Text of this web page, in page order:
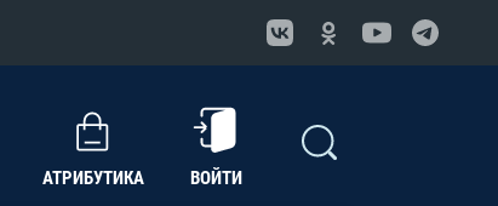
АТРИБУТИКА ВОЙТИ